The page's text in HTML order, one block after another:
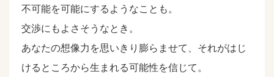
不可能を可能にするようなことも。
交渉にもよさそうなとき。
あなたの想像力を思いきり膨らませて、それがはじ
けるところから生まれる可能性を信じて。